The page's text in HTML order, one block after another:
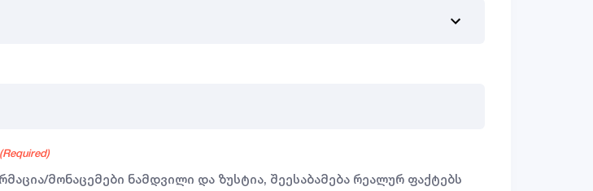
(Required)
მონაცემები ნამდვილი და ზუსტია, შეესაბამება რეალურ ფაქტებს